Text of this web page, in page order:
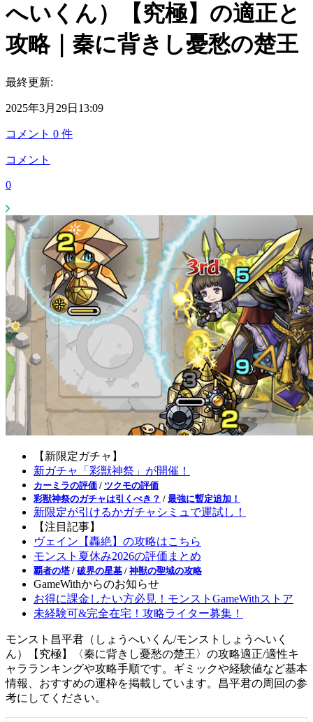
へいくん）【究極】の適正と
攻略｜秦に背きし憂愁の楚王
最終更新:
2025年3月29日13:09
コメント 0 件
コメント
0
【新限定ガチャ】
新ガチャ「彩獣神祭」が開催！
カーミラの評価 / ツクモの評価
彩獣神祭のガチャは引くべき？ / 最強に暫定追加！
新限定が引けるかガチャシミュで運試し！
【注目記事】
ヴェイン【轟絶】の攻略はこちら
モンスト夏休み2026の評価まとめ
覇者の塔 / 破界の星墓 / 神獣の聖域の攻略
GameWithからのお知らせ
お得に課金したい方必見！モンストGameWithストア
未経験可&完全在宅！攻略ライター募集！
モンスト昌平君（しょうへいくん/モンストしょうへいく
ん）【究極】〈秦に背きし憂愁の楚王〉の攻略適正/適性キ
ャラランキングや攻略手順です。ギミックや経験値など基本
情報、おすすめの運枠を掲載しています。昌平君の周回の参
考にしてください。